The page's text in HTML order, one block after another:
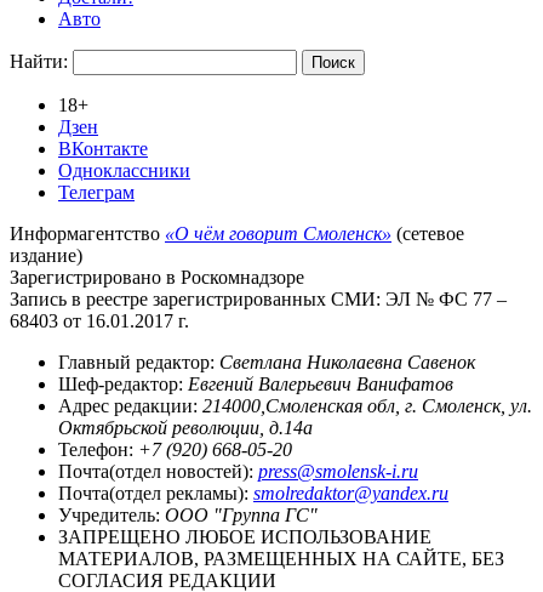
Авто
Найти:
18+
Дзен
ВКонтакте
Одноклассники
Телеграм
Информагентство «О чём говорит Смоленск» (сетевое
издание)
Зарегистрировано в Роскомнадзоре
Запись в реестре зарегистрированных СМИ: ЭЛ № ФС 77 –
68403 от 16.01.2017 г.
Главный редактор: Светлана Николаевна Савенок
Шеф-редактор: Евгений Валерьевич Ванифатов
Адрес редакции: 214000,Смоленская обл, г. Смоленск, ул.
Октябрьской революции, д.14а
Телефон: +7 (920) 668-05-20
Почта(отдел новостей): press@smolensk-i.ru
Почта(отдел рекламы): smolredaktor@yandex.ru
Учредитель: ООО "Группа ГС"
ЗАПРЕЩЕНО ЛЮБОЕ ИСПОЛЬЗОВАНИЕ
МАТЕРИАЛОВ, РАЗМЕЩЕННЫХ НА САЙТЕ, БЕЗ
СОГЛАСИЯ РЕДАКЦИИ